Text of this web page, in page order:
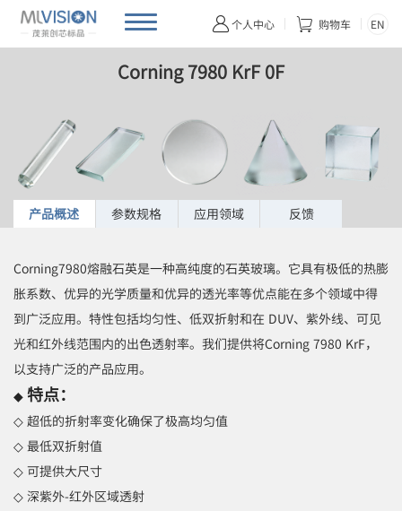
个人中心  购物车 EN
首页 产品首页 光学材料 Corning 7980 KrF 0F
Corning 7980 KrF 0F
产品概述 参数规格 应用领域 反馈
Corning7980熔融石英是一种高纯度的石英玻璃。它具有极低的热膨
胀系数、优异的光学质量和优异的透光率等优点能在多个领域中得
到广泛应用。特性包括均匀性、低双折射和在 DUV、紫外线、可见
光和红外线范围内的出色透射率。我们提供将Corning 7980 KrF，
以支持广泛的产品应用。
◆ 特点：
◇ 超低的折射率变化确保了极高均匀值
◇ 最低双折射值
◇ 可提供大尺寸
◇ 深紫外-红外区域透射